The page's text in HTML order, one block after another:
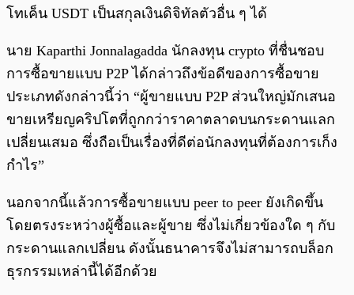
โทเค็น USDT เป็นสกุลเงินดิจิทัลตัวอื่น ๆ ได้
นาย Kaparthi Jonnalagadda นักลงทุน crypto ที่ชื่นชอบ
การซื้อขายแบบ P2P ได้กล่าวถึงข้อดีของการซื้อขาย
ประเภทดังกล่าวนี้ว่า “ผู้ขายแบบ P2P ส่วนใหญ่มักเสนอ
ขายเหรียญคริปโตที่ถูกกว่าราคาตลาดบนกระดานแลก
เปลี่ยนเสมอ ซึ่งถือเป็นเรื่องที่ดีต่อนักลงทุนที่ต้องการเก็ง
กำไร”
นอกจากนี้แล้วการซื้อขายแบบ peer to peer ยังเกิดขึ้น
โดยตรงระหว่างผู้ซื้อและผู้ขาย ซึ่งไม่เกี่ยวข้องใด ๆ กับ
กระดานแลกเปลี่ยน ดังนั้นธนาคารจึงไม่สามารถบล็อก
ธุรกรรมเหล่านี้ได้อีกด้วย